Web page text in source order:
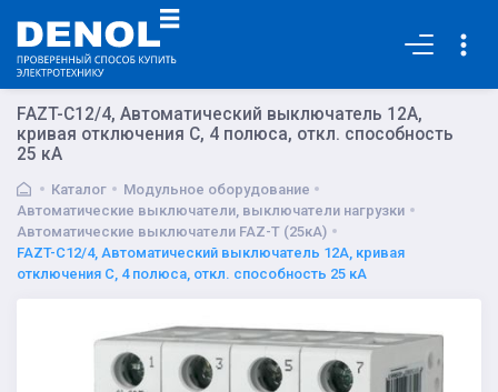
FAZT-C12/4, Автоматический выключатель 12А,
кривая отключения С, 4 полюса, откл. способность
25 кА
Каталог
Модульное оборудование
Автоматические выключатели, выключатели нагрузки
Автоматические выключатели FAZ-T (25кА)
FAZT-C12/4, Автоматический выключатель 12А, кривая
отключения С, 4 полюса, откл. способность 25 кА